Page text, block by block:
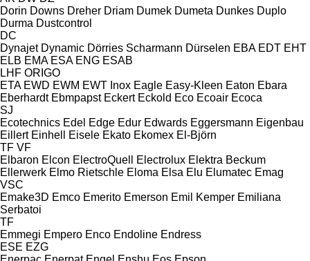
Dorin Downs Dreher Driam Dumek Dumeta Dunkes Duplo
Durma Dustcontrol
DC
Dynajet Dynamic Dörries Scharmann Dürselen EBA EDT EHT
ELB EMA ESA ENG ESAB
LHF ORIGO
ETA EWD EWM EWT Inox Eagle Easy-Kleen Eaton Ebara
Eberhardt Ebmpapst Eckert Eckold Eco Ecoair Ecoca
SJ
Ecotechnics Edel Edge Edur Edwards Eggersmann Eigenbau
Eillert Einhell Eisele Ekato Ekomex El-Björn
TF VF
Elbaron Elcon ElectroQuell Electrolux Elektra Beckum
Ellerwerk Elmo Rietschle Eloma Elsa Elu Elumatec Emag
VSC
Emake3D Emco Emerito Emerson Emil Kemper Emiliana
Serbatoi
TF
Emmegi Empero Enco Endoline Endress
ESE EZG